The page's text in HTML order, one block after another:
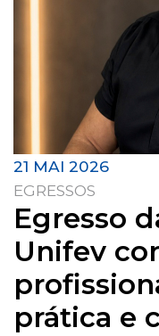
21 MAI 2026
EGRESSOS
Egresso
Unifev
prática e